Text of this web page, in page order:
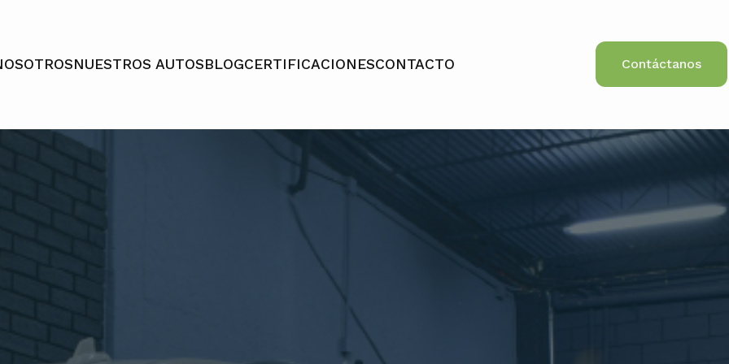
NUESTROS AUTOSBLOGCERTIFICACIONESCONTACTO Contáctanos